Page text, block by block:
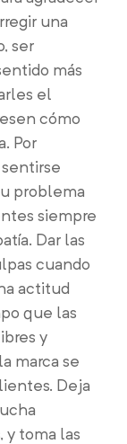
una
ser
más
el
cómo
Por
problema
siempre
Dar las
cuando
actitud
que las
y
marca se
Deja
toma las